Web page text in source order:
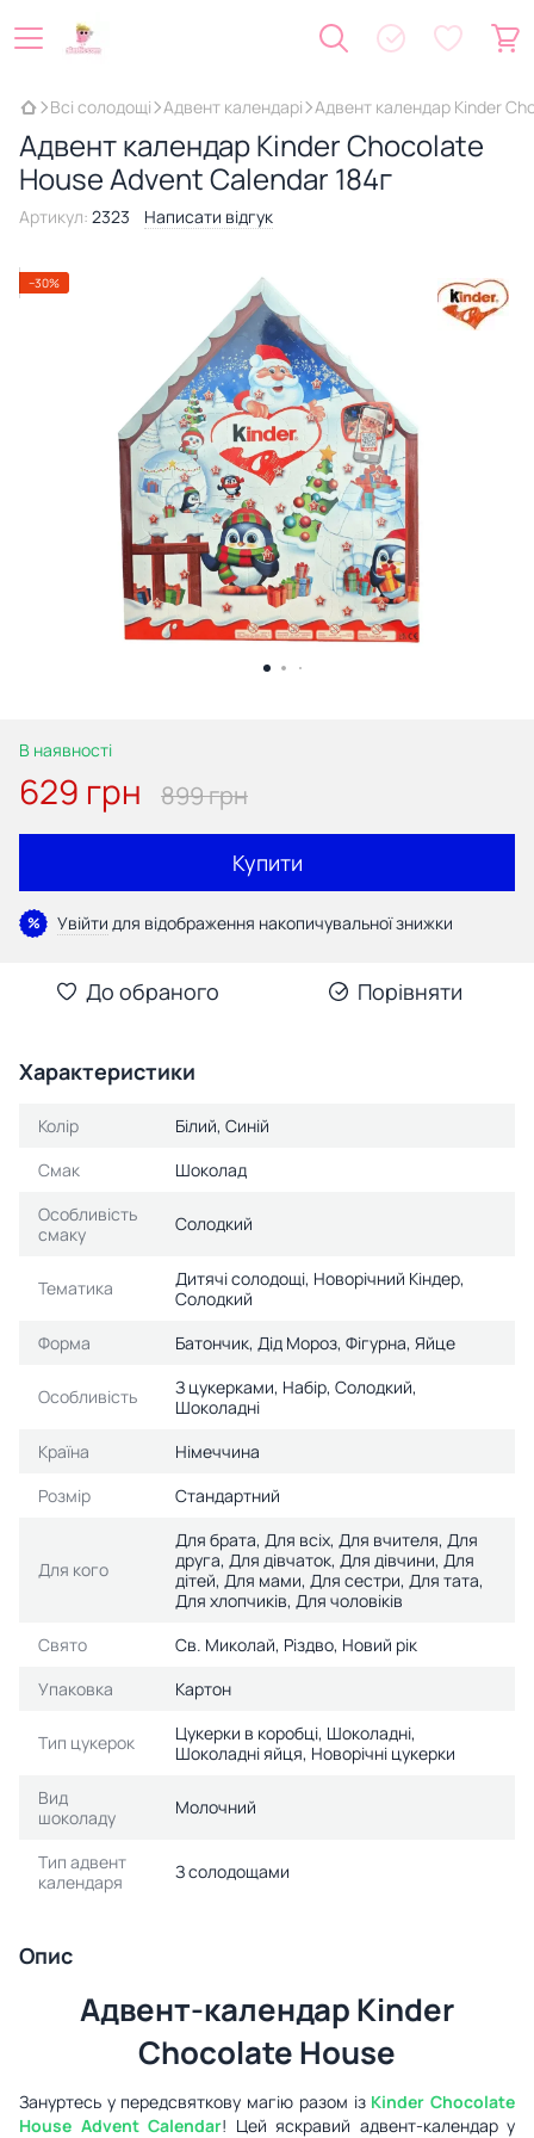
Всі солодощі Адвент календарі Адвент календар Kinder
Адвент календар Kinder Chocolate
House Advent Calendar 184г
Артикул: 2323 Написати відгук
−30%
В наявності
629 грн 899 грн
Купити
% Увійти для відображення накопичувальної знижки
До обраного Порівняти
Характеристики
Колір
Білий, Синій
Смак
Шоколад
Особливість
смаку
Солодкий
Тематика
Дитячі солодощі, Новорічний Кіндер,
Солодкий
Форма
Батончик, Дід Мороз, Фігурна, Яйце
Особливість
З цукерками, Набір, Солодкий,
Шоколадні
Країна
Німеччина
Розмір
Стандартний
Для кого
Для брата, Для всіх, Для вчителя, Для
друга, Для дівчаток, Для дівчини, Для
дітей, Для мами, Для сестри, Для тата,
Для хлопчиків, Для чоловіків
Свято
Св. Миколай, Різдво, Новий рік
Упаковка
Картон
Тип цукерок
Цукерки в коробці, Шоколадні,
Шоколадні яйця, Новорічні цукерки
Вид
шоколаду
Молочний
Тип адвент
календаря
З солодощами
Опис
Адвент-календар Kinder
Chocolate House
Зануртесь у передсвяткову магію разом із Kinder Chocolate
House Advent Calendar! Цей яскравий адвент-календар у